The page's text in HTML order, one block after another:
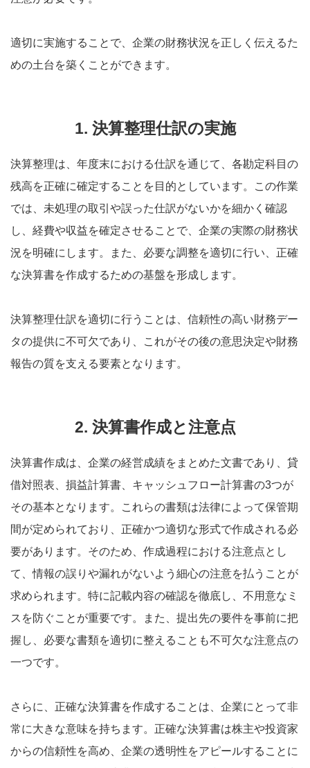
適切に実施することで、企業の財務状況を正しく伝えるた
めの土台を築くことができます。
1. 決算整理仕訳の実施
決算整理は、年度末における仕訳を通じて、各勘定科目の
残高を正確に確定することを目的としています。この作業
では、未処理の取引や誤った仕訳がないかを細かく確認
し、経費や収益を確定させることで、企業の実際の財務状
況を明確にします。また、必要な調整を適切に行い、正確
な決算書を作成するための基盤を形成します。
決算整理仕訳を適切に行うことは、信頼性の高い財務デー
タの提供に不可欠であり、これがその後の意思決定や財務
報告の質を支える要素となります。
2. 決算書作成と注意点
決算書作成は、企業の経営成績をまとめた文書であり、貸
借対照表、損益計算書、キャッシュフロー計算書の3つが
その基本となります。これらの書類は法律によって保管期
間が定められており、正確かつ適切な形式で作成される必
要があります。そのため、作成過程における注意点とし
て、情報の誤りや漏れがないよう細心の注意を払うことが
求められます。特に記載内容の確認を徹底し、不用意なミ
スを防ぐことが重要です。また、提出先の要件を事前に把
握し、必要な書類を適切に整えることも不可欠な注意点の
一つです。
さらに、正確な決算書を作成することは、企業にとって非
常に大きな意味を持ちます。正確な決算書は株主や投資家
からの信頼性を高め、企業の透明性をアピールすることに